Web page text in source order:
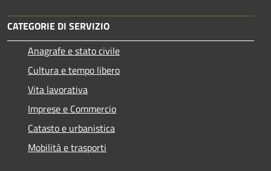
CATEGORIE DI SERVIZIO
Anagrafe e stato civile
Cultura e tempo libero
Vita lavorativa
Imprese e Commercio
Catasto e urbanistica
Mobilità e trasporti